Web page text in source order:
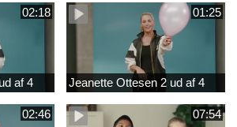
02:18
af 4
01:25
Jeanette Ottesen 2 ud af 4
02:46 07:54